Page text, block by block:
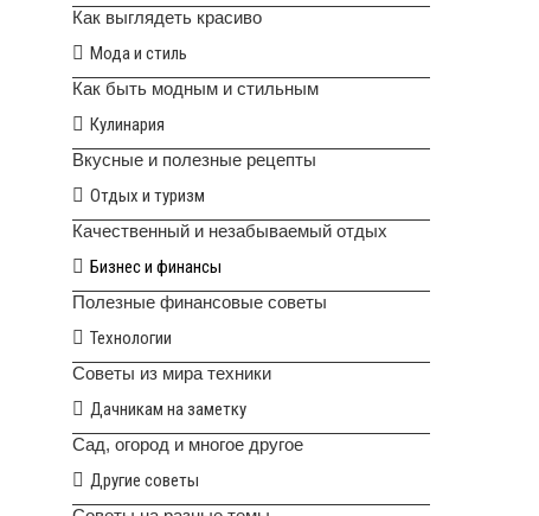
Как выглядеть красиво
Мода и стиль
Как быть модным и стильным
Кулинария
Вкусные и полезные рецепты
Отдых и туризм
Качественный и незабываемый отдых
Бизнес и финансы
Полезные финансовые советы
Технологии
Советы из мира техники
Дачникам на заметку
Сад, огород и многое другое
Другие советы